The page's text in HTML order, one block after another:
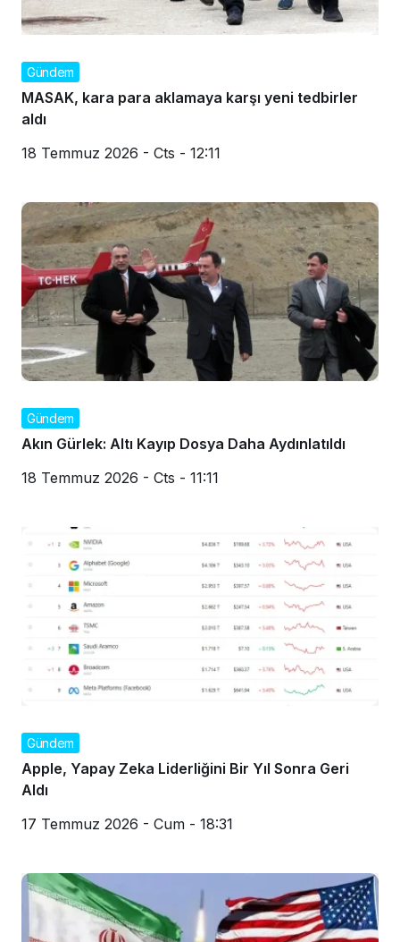
Gündem
MASAK, kara para aklamaya karşı yeni tedbirler
aldı
18 Temmuz 2026 - Cts - 12:11
Gündem
Akın Gürlek: Altı Kayıp Dosya Daha Aydınlatıldı
18 Temmuz 2026 - Cts - 11:11
Gündem
Apple, Yapay Zeka Liderliğini Bir Yıl Sonra Geri
Aldı
17 Temmuz 2026 - Cum - 18:31